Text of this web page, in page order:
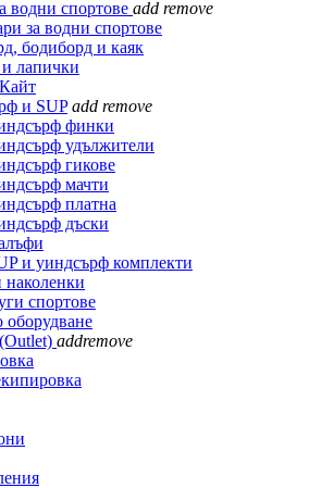
водни спортове add remove
за водни спортове
бодиборд и каяк
лапички
и SUP add remove
финки
удължители
гикове
мачти
платна
дъски
и уиндсърф комплекти
спортове
оборудване
addremove